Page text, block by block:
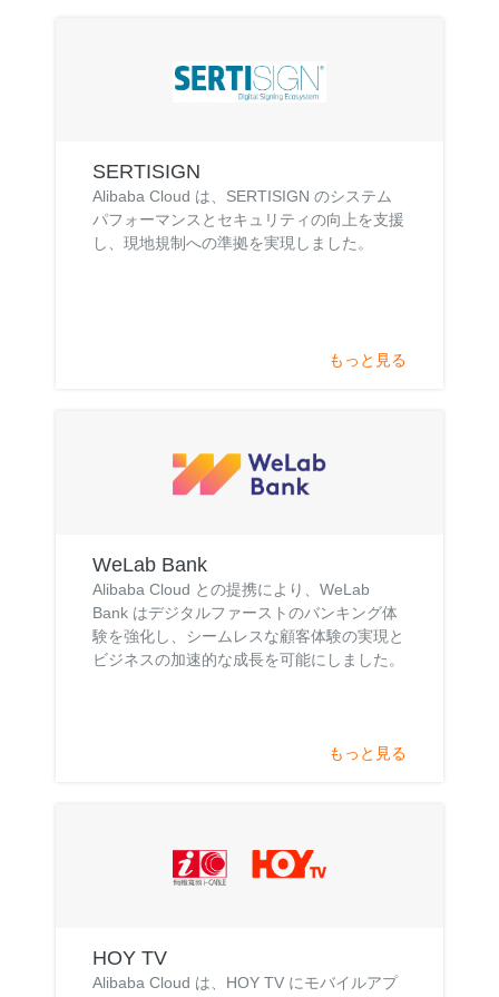
SERTISIGN
Alibaba Cloud は、SERTISIGN のシステム
パフォーマンスとセキュリティの向上を支援
し、現地規制への準拠を実現しました。
もっと見る
WeLab Bank
Alibaba Cloud との提携により、WeLab
Bank はデジタルファーストのバンキング体
験を強化し、シームレスな顧客体験の実現と
ビジネスの加速的な成長を可能にしました。
もっと見る
HOY TV
Alibaba Cloud は、HOY TV にモバイルアプ